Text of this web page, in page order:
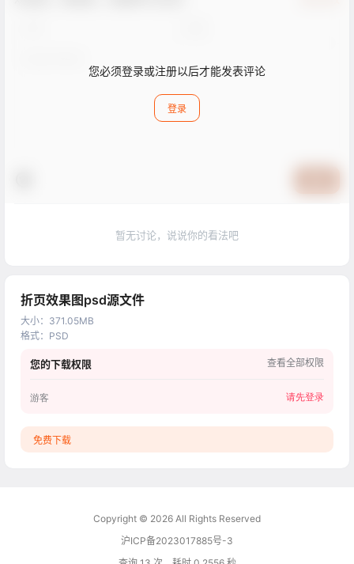
您必须登录或注册以后才能发表评论
登录
暂无讨论，说说你的看法吧
折页效果图psd源文件
大小： 371.05MB
格式： PSD
您的下载权限 查看全部权限
游客 请先登录
免费下载
Copyright © 2026 All Rights Reserved
沪ICP备2023017885号-3